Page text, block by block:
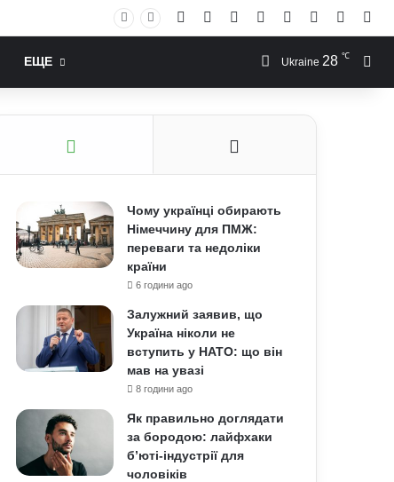
Facebook YouTubeInstagram
RSS Log In
ЕЩЕ Ukraine 28 ℃
Чому українці обирають
Німеччину для ПМЖ:
переваги та недоліки
країни
6 години ago
Залужний заявив, що
Україна ніколи не
вступить у НАТО: що він
мав на увазі
8 години ago
Як правильно доглядати
за бородою: лайфхаки
б’юті-індустрії для
чоловіків